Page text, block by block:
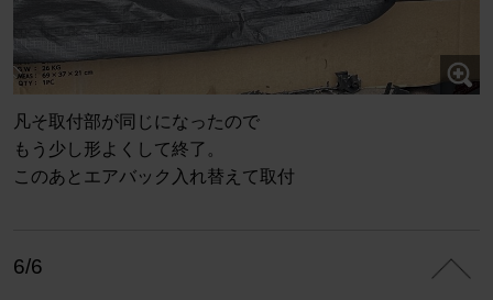
凡そ取付部が同じになったので
もう少し形よくして終了。
このあとエアバック入れ替えて取付
6/6